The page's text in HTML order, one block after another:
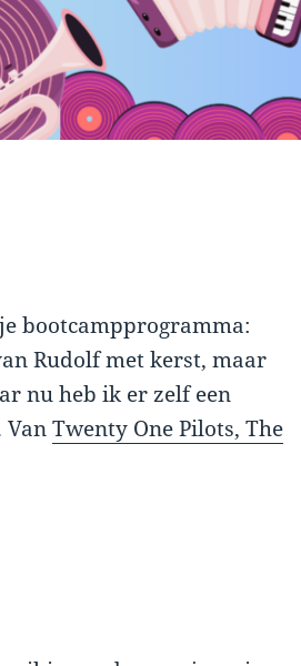
bootcampprogramma:
Rudolf met kerst, maar
nu heb ik er zelf een
VanTwenty One Pilots, The